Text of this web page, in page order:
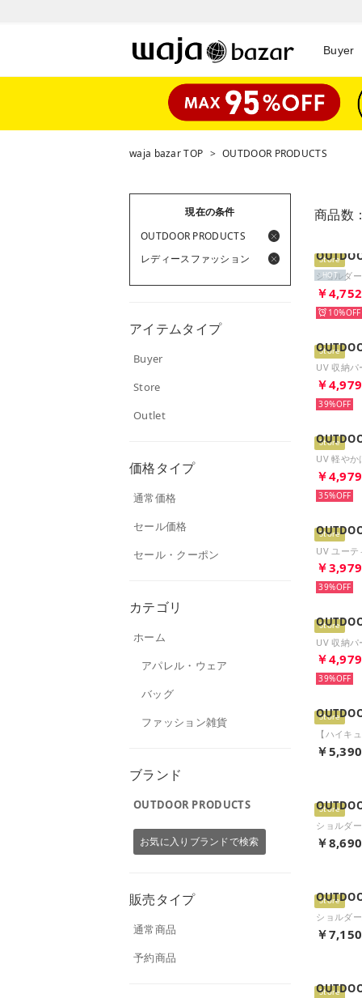
Buyer
waja bazar TOP > OUTDOOR PRODUCTS
現在の条件
OUTDOOR PRODUCTS
レディースファッション
アイテムタイプ
Buyer
Store
Outlet
価格タイプ
通常価格
セール価格
セール・クーポン
カテゴリ
ホーム
アパレル・ウェア
バッグ
ファッション雑貨
ブランド
OUTDOOR PRODUCTS
お気に入りブランドで検索
販売タイプ
通常商品
予約商品
商品数：
Store
ショルダ
￥4,752
HOT
10%
Store
￥4,979
39%
Store
￥4,979
35%
Store
￥3,979
39%
Store
UV 収納パ
￥4,979
39%
Store
￥5,390
Store
￥8,690
Store
￥7,150
Store